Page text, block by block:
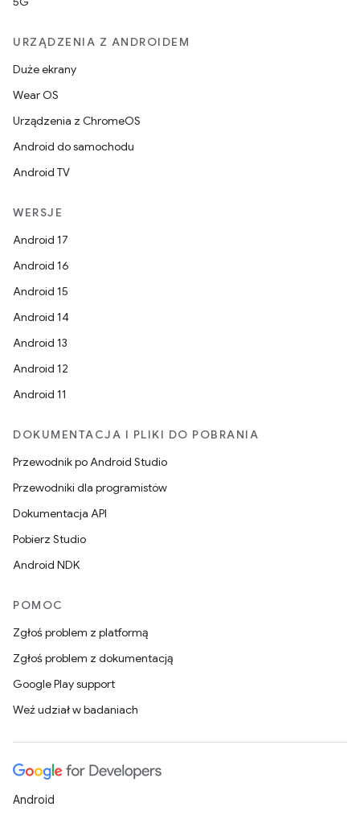
URZĄDZENIA Z ANDROIDEM
Duże ekrany
Wear OS
Urządzenia z ChromeOS
Android do samochodu
Android TV
WERSJE
Android 17
Android 16
Android 15
Android 14
Android 13
Android 12
Android 11
DOKUMENTACJA I PLIKI DO POBRANIA
Przewodnik po Android Studio
Przewodniki dla programistów
Dokumentacja API
Pobierz Studio
Android NDK
POMOC
Zgłoś problem z platformą
Zgłoś problem z dokumentacją
Google Play support
Weź udział w badaniach
Android